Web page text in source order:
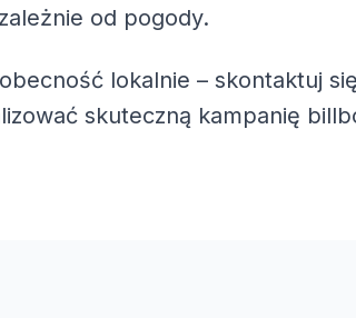
od pogody.
lokalnie – skontaktuj
skuteczną kampanię